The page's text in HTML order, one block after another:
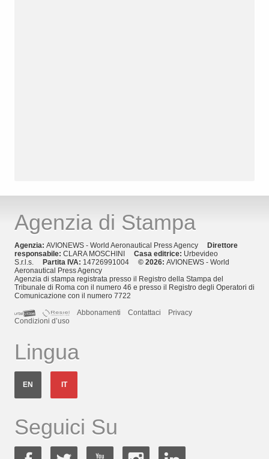
Agenzia di Stampa
Agenzia: AVIONEWS - World Aeronautical Press Agency
Direttore
responsabile: CLARA MOSCHINI Casa editrice: Urbevideo
S.r.l.s.
Partita IVA: 14726991004 © 2026: AVIONEWS - World
Aeronautical Press Agency
Agenzia di stampa registrata presso il Registro della Stampa del
Tribunale di Roma con il numero 46 e presso il Registro degli Operatori di
Comunicazione con il numero 7722
Abbonamenti
Contattaci
Privacy
Condizioni d’uso
Lingua
EN IT
Seguici Su